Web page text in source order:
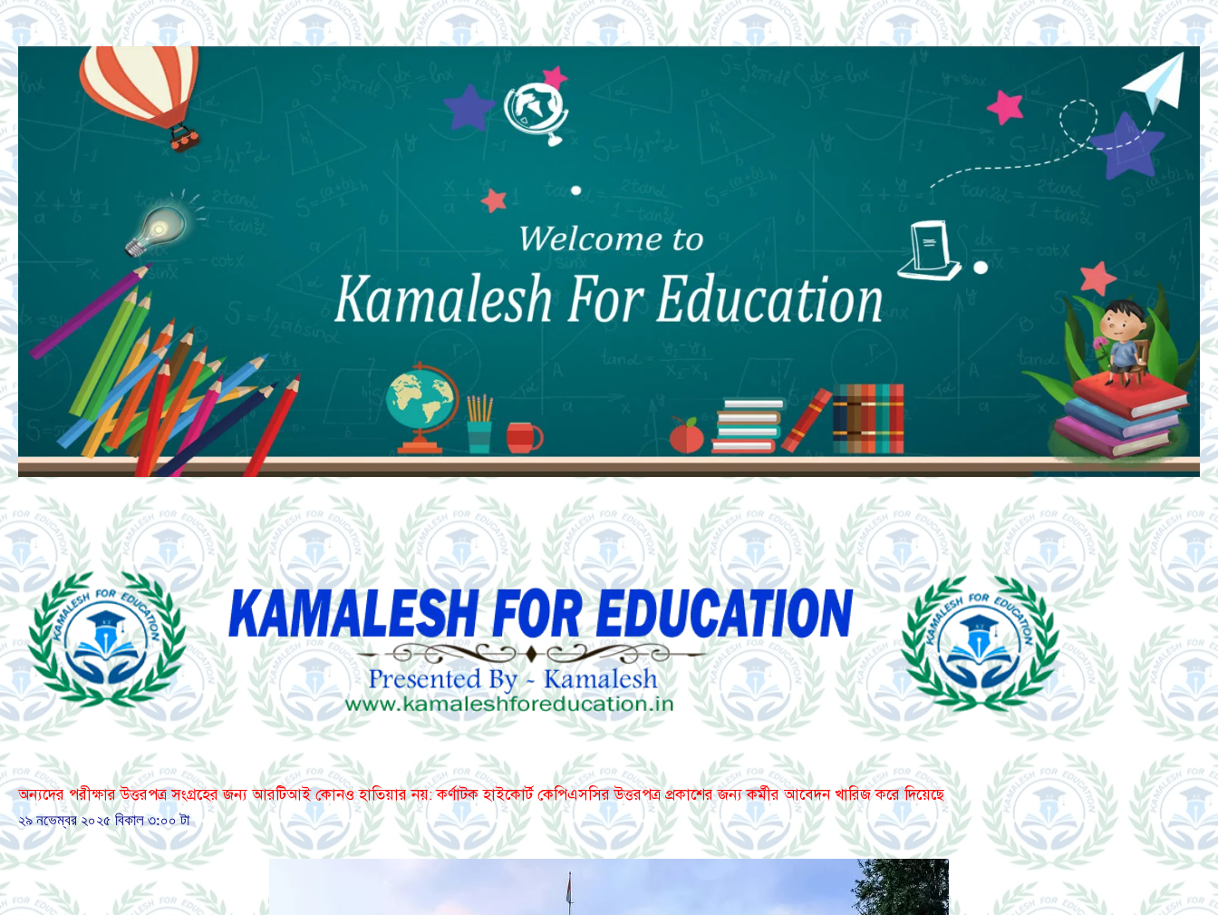
অন্যদের পরীক্ষার উত্তরপত্র সংগ্রহের জন্য আরটিআই কোনও হাতিয়ার নয়: কর্ণাটক হাইকোর্ট কেপিএসসির উত্তরপত্র প্রকাশের জন্য কর্মীর আবেদন খারিজ করে দিয়েছে
২৯ নভেম্বর ২০২৫ বিকাল ৩:০০ টা